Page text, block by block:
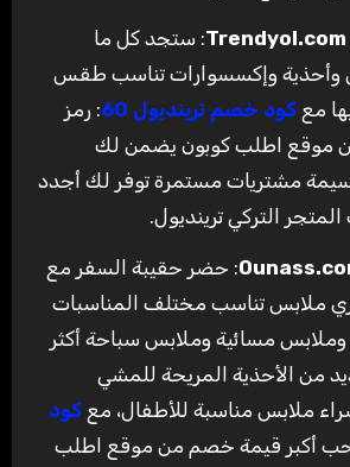
: ستجد كل ما
وأحذية وإكسسوارات تناسب طقس
مع كود خصم ترينديول 60
: رمز
اطلب كوبون يضمن لك
مشتريات مستمرة توفر لك أجدد
التركي ترينديول.
: حضر حقيبة السفر مع
ملابس تناسب مختلف المناسبات
وملابس مسائية وملابس سباحة أكثر
من الأحذية المريحة للمشي
ملابس مناسبة للأطفال، مع كود
أكبر قيمة خصم من موقع اطلب